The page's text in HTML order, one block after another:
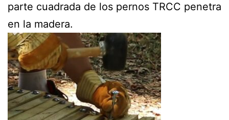
parte cuadrada de los pernos TRCC penetra
en la madera.